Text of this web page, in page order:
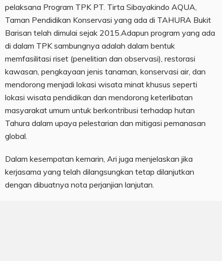
pelaksana Program TPK PT. Tirta Sibayakindo AQUA,
Taman Pendidikan Konservasi yang ada di TAHURA Bukit
Barisan telah dimulai sejak 2015.Adapun program yang ada
di dalam TPK sambungnya adalah dalam bentuk
memfasilitasi riset (penelitian dan observasi), restorasi
kawasan, pengkayaan jenis tanaman, konservasi air, dan
mendorong menjadi lokasi wisata minat khusus seperti
lokasi wisata pendidikan dan mendorong keterlibatan
masyarakat umum untuk berkontribusi terhadap hutan
Tahura dalam upaya pelestarian dan mitigasi pemanasan
global.
Dalam kesempatan kemarin, Ari juga menjelaskan jika
kerjasama yang telah dilangsungkan tetap dilanjutkan
dengan dibuatnya nota perjanjian lanjutan.